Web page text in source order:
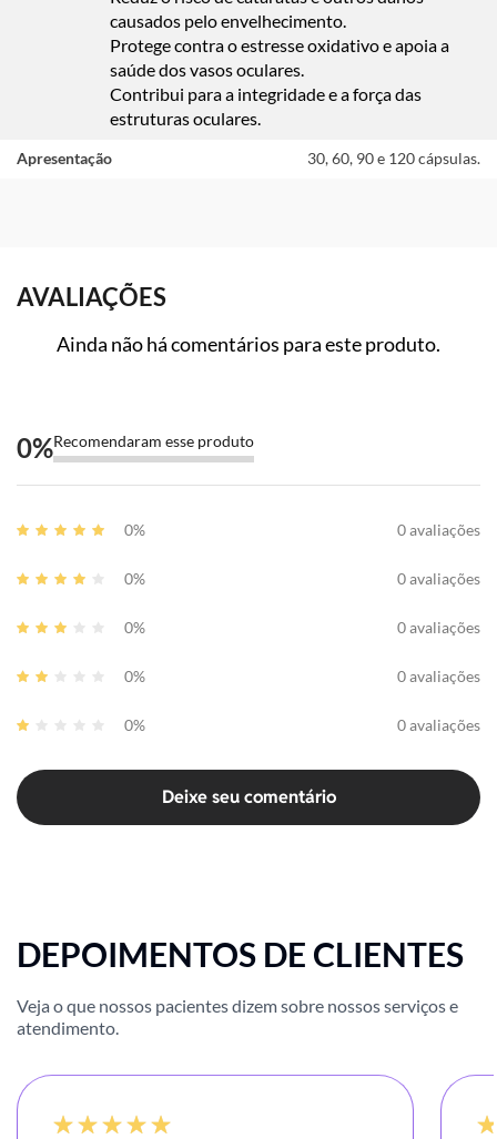
causados pelo envelhecimento.
Protege contra o estresse oxidativo e apoia a
saúde dos vasos oculares.
Contribui para a integridade e a força das
estruturas oculares.
Apresentação 30, 60, 90 e 120 cápsulas.
AVALIAÇÕES
Ainda não há comentários para este produto.
0%Recomendaram esse produto
0% 0 avaliações
0% 0 avaliações
0% 0 avaliações
0% 0 avaliações
0% 0 avaliações
Deixe seu comentário
DEPOIMENTOS DE CLIENTES
Veja o que nossos pacientes dizem sobre nossos serviços e
atendimento.